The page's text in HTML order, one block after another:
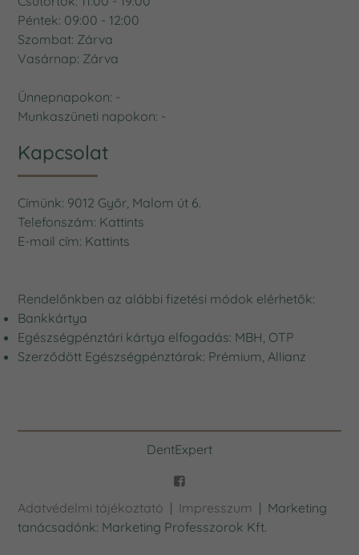
Péntek: 09:00 - 12:00
Szombat: Zárva
Vasárnap: Zárva
Ünnepnapokon: -
Munkaszüneti napokon: -
Kapcsolat
Címünk: 9012 Győr, Malom út 6.
Telefonszám: Kattints
E-mail cím: Kattints
Rendelőnkben az alábbi fizetési módok elérhetők:
Bankkártya
Egészségpénztári kártya elfogadás: MBH, OTP
Szerződött Egészségpénztárak: Prémium, Allianz
DentExpert
Adatvédelmi tájékoztató | Impresszum | Marketing
tanácsadónk: Marketing Professzorok Kft.